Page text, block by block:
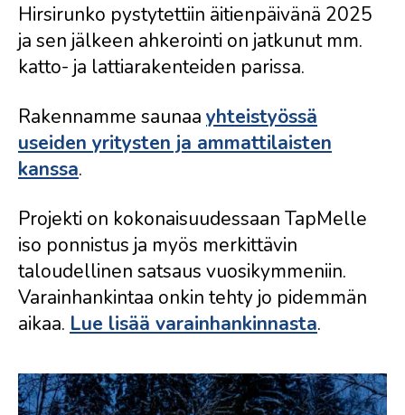
Hirsirunko pystytettiin äitienpäivänä 2025
ja sen jälkeen ahkerointi on jatkunut mm.
katto- ja lattiarakenteiden parissa.
Rakennamme saunaa yhteistyössä
useiden yritysten ja ammattilaisten
kanssa.
Projekti on kokonaisuudessaan TapMelle
iso ponnistus ja myös merkittävin
taloudellinen satsaus vuosikymmeniin.
Varainhankintaa onkin tehty jo pidemmän
aikaa. Lue lisää varainhankinnasta.